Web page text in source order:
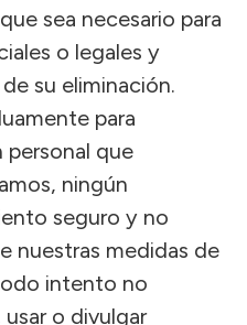
sea necesario para
o legales y
su eliminación.
para
que
ningún
seguro y no
nuestras medidas de
intento no
o divulgar